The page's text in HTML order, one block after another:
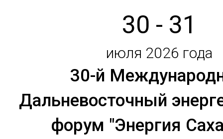
30 - 31
июля 2026 года
30-й
Дальневосточный
форум "Энергия